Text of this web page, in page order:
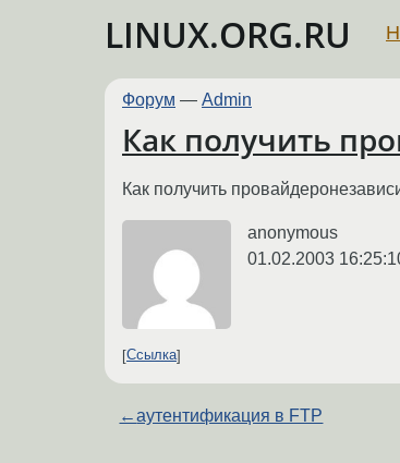
LINUX.ORG.RU
Форум — Admin
Как получить
Как получить
anonymous
01.02.2003
Ссылка
←аутентификация в FTP